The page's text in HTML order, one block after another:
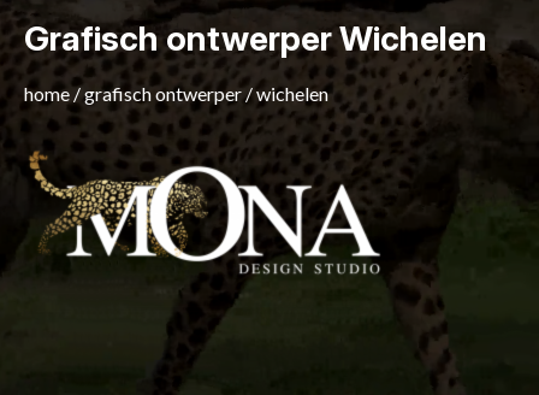
Grafisch ontwerper Wichelen
home/grafisch ontwerper/wichelen